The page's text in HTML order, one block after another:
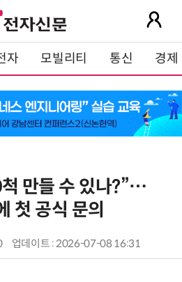
자 모빌리티 통신 경제
만들 수 있나?”…
첫 공식 문의
업데이트 : 2026-07-08 16:31